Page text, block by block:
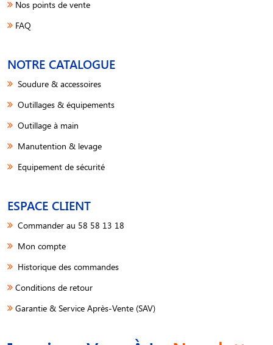
Nos points de vente
FAQ
NOTRE CATALOGUE
Soudure & accessoires
Outillages & équipements
Outillage à main
Manutention & levage
Equipement de sécurité
ESPACE CLIENT
Commander au 58 58 13 18
Mon compte
Historique des commandes
Conditions de retour
Garantie & Service Après-Vente (SAV)